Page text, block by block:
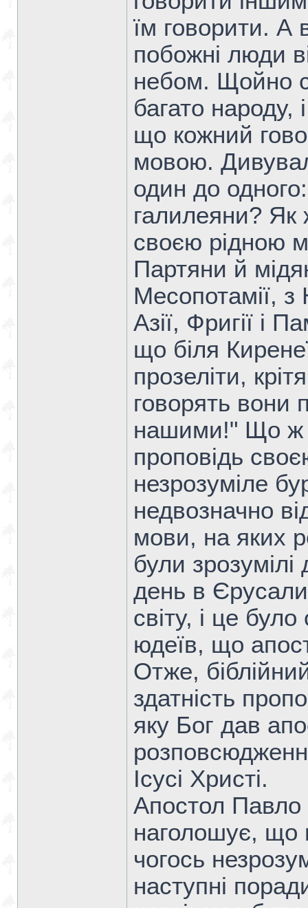
їм говорити. А
побожні люди
небом. Щойно
багато
що кожний
мовою.
один до
галилеяни?
своєю рідною
Партяни й
Месопотамії, з
Азії, Фригії і
що біля
прозеліти,
говорять вони
нашими!" Що ж
проповідь
незрозуміле
недвозначно
мови, на яких
були
день в
світу, і це
юдеїв, що
Отже,
здатність
яку Бог дав
Ісусі Христі.
Апостол Павло
наголошує, що
чогось
наступні